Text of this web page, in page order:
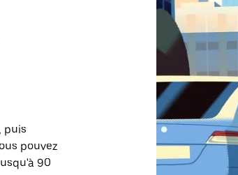
puis
pouvez
90